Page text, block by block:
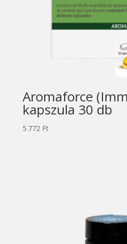
Aromaforce
kapszula 30 db
5.772 Ft